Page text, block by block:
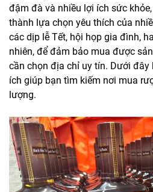
đậm đà và nhiều lợi ích sức
thành lựa chọn yêu thích của
các dịp lễ Tết, hội họp gia đình,
nhiên, để đảm bảo mua được
cần chọn địa chỉ uy tín. Dưới
ích giúp bạn tìm kiếm nơi mua
lượng.